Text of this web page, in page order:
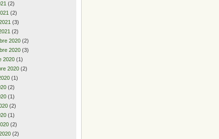
(2)
(2)
(3)
(2)
2020 (2)
2020 (3)
2020 (1)
2020 (2)
(1)
(2)
(1)
(2)
(1)
(2)
(2)